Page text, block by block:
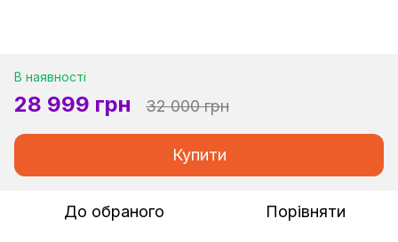
В наявності
28 999 грн 32 000 грн
Купити
До обраного Порівняти